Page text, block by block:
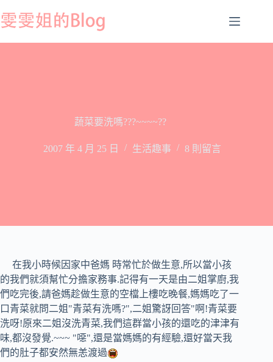
至
蔬菜要洗嗎???~~~~??
2007 年 4 月 25 日 生活趣事 8 則留言
在我小時候因家中爸媽 時常忙於做生意,所以當小孩
的我們就須幫忙分擔家務事.記得有一天是由二姐掌廚,我
們吃完後,請爸媽趁做生意的空檔上樓吃晚餐,媽媽吃了一
口青菜就問二姐"青菜有洗嗎?",二姐驚訝回答"啊!青菜要
洗呀!原來二姐沒洗青菜,我們這群當小孩的還吃的津津有
味,都沒發覺.~~~ "噁",還是當媽媽的有經驗,還好當天我
們的肚子都安然無恙渡過